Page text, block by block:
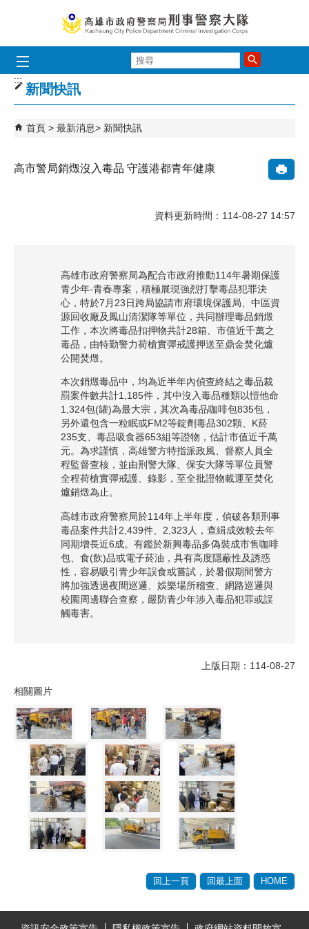
跳到主要內容區塊
尋
:::
新聞快訊
首頁 最新消息 新聞快訊
高市警局銷燬沒入毒品 守護港都青年健康
資料更新時間：114-08-27 14:57
高雄市政府警察局為配合市政府推動114年暑期保護
青少年-青春專案，積極展現強烈打擊毒品犯罪決
心，特於7月23日跨局協請市府環境保護局、中區資
源回收廠及鳳山清潔隊等單位，共同辦理毒品銷燬
工作，本次將毒品扣押物共計28箱、市值近千萬之
毒品，由特勤警力荷槍實彈戒護押送至鼎金焚化爐
公開焚燬。
本次銷燬毒品中，均為近半年內偵查終結之毒品裁
罰案件數共計1,185件，其中沒入毒品種類以愷他命
1,324包(罐)為最大宗，其次為毒品咖啡包835包，
另外還包含一粒眠或FM2等錠劑毒品302顆、K菸
235支、毒品吸食器653組等證物，估計市值近千萬
元。為求謹慎，高雄警方特指派政風、督察人員全
程監督查核，並由刑警大隊、保安大隊等單位員警
全程荷槍實彈戒護、錄影，至全批證物載運至焚化
爐銷燬為止。
高雄市政府警察局於114年上半年度，偵破各類刑事
毒品案件共計2,439件、2,323人，查緝成效較去年
同期增長近6成。有鑑於新興毒品多偽裝成市售咖啡
包、食(飲)品或電子菸油，具有高度隱蔽性及誘惑
性，容易吸引青少年誤食或嘗試，於暑假期間警方
將加強透過夜間巡邏、娛樂場所稽查、網路巡邏與
校園周邊聯合查察，嚴防青少年涉入毒品犯罪或誤
觸毒害。
上版日期：114-08-27
相關圖片
回上一頁 回最上面 HOME